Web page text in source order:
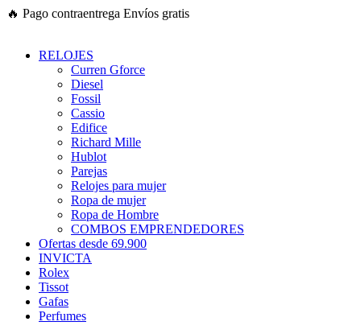
Ir
🔥 Pago contraentrega Envíos gratis
RELOJES
Curren Gforce
Diesel
Fossil
Cassio
Edifice
Richard Mille
Hublot
Parejas
Relojes para mujer
Ropa de mujer
Ropa de Hombre
COMBOS EMPRENDEDORES
Ofertas desde 69.900
INVICTA
Rolex
Tissot
Gafas
Perfumes